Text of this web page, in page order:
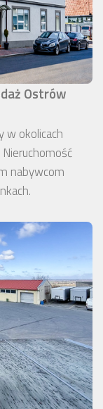
Ostrów
w okolicach
nabywcom